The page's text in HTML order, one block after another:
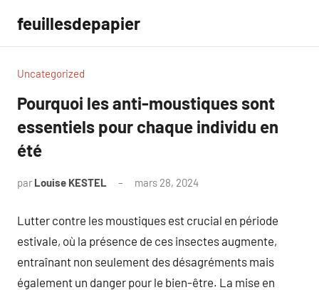
contenu
feuillesdepapier
Uncategorized
Pourquoi les anti-moustiques sont
essentiels pour chaque individu en
été
par Louise KESTEL mars 28, 2024
Lutter contre les moustiques est crucial en période
estivale, où la présence de ces insectes augmente,
entraînant non seulement des désagréments mais
également un danger pour le bien-être. La mise en